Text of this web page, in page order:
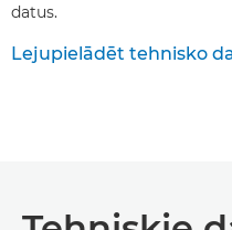
datus.
Lejupielādēt tehnisko